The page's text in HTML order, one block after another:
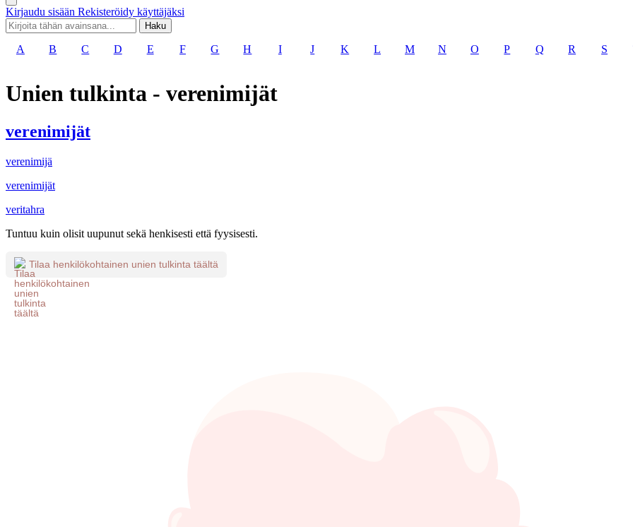
Kirjaudu sisään Rekisteröidy käyttäjäksi
Haku
A B C D E F G H I J K L M N O P Q R S
Unien tulkinta - verenimijät
verenimijät
verenimijä
verenimijät
veritahra
Tuntuu kuin olisit uupunut sekä henkisesti että fyysisesti.
Tilaa henkilökohtainen unien tulkinta täältä